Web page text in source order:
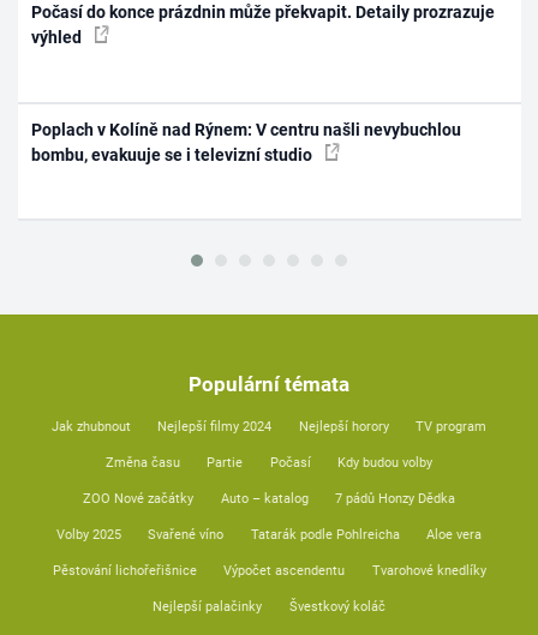
Počasí do konce prázdnin může překvapit. Detaily prozrazuje
výhled
Poplach v Kolíně nad Rýnem: V centru našli nevybuchlou
bombu, evakuuje se i televizní studio
Populární témata
Jak zhubnout Nejlepší filmy 2024 Nejlepší horory TV program
Změna času Partie Počasí Kdy budou volby
ZOO Nové začátky Auto – katalog 7 pádů Honzy Dědka
Volby 2025 Svařené víno Tatarák podle Pohlreicha Aloe vera
Pěstování lichořeřišnice Výpočet ascendentu Tvarohové knedlíky
Nejlepší palačinky Švestkový koláč